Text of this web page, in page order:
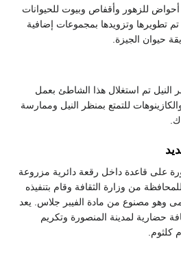
للزهور وأقفاص وبيوت للحيوانات
وتزويدها بمجموعات إضافية
حيوان الجيزة.
تم استغلال هذا الشاطئ بعمل
للتمتع بمنظر النيل وممارسة
على قاعدة داخل رقعة دائرية مزروعة
من وزارة الثقافة وقام بتنفيذه
مصنوع من مادة الفيبر جلاس. يعد
حضارية لمدينة المنصورة وتكريم